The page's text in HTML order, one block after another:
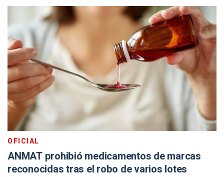
OFICIAL
ANMAT prohibió medicamentos de marcas
reconocidas tras el robo de varios lotes